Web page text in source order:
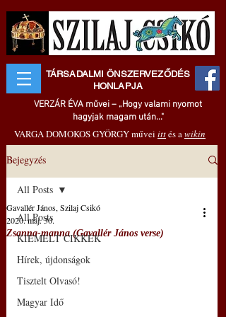
TÁRSADALMI ÖNSZERVEZŐDÉS
HONLAPJA
VERZÁR ÉVA művei – „Hogy valami nyomot
hagyjak magam után..."
VARGA DOMOKOS GYÖRGY művei ittés awikin
Bejegyzés
All Posts
KIEMELT CIKKEK
Hírek, újdonságok
Tisztelt Olvasó!
Magyar Idő
All Posts
Zsanna-manna (Gavallér János verse)
Gavallér János, Szilaj Csikó
2020. máj. 30.